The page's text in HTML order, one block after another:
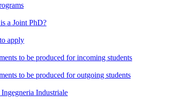
a Joint PhD?
apply
to be produced for incoming students
to be produced for outgoing students
Industriale